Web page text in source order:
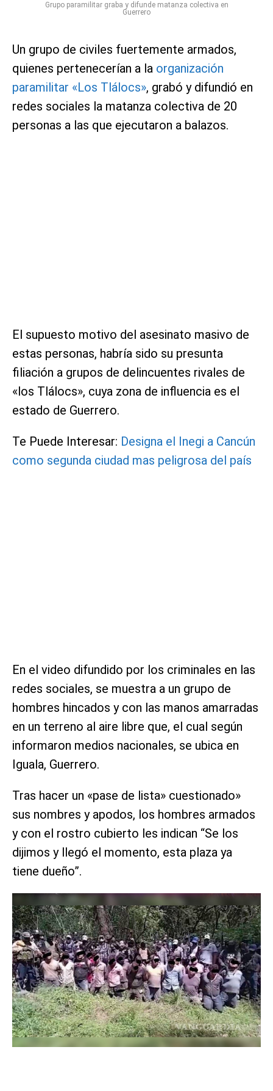
Grupo paramilitar graba y difunde matanza colectiva en
Guerrero
Un grupo de civiles fuertemente armados,
quienes pertenecerían a la organización
paramilitar «Los Tlálocs», grabó y difundió en
redes sociales la matanza colectiva de 20
personas a las que ejecutaron a balazos.
El supuesto motivo del asesinato masivo de
estas personas, habría sido su presunta
filiación a grupos de delincuentes rivales de
«los Tlálocs», cuya zona de influencia es el
estado de Guerrero.
Te Puede Interesar: Designa el Inegi a Cancún
como segunda ciudad mas peligrosa del país
En el video difundido por los criminales en las
redes sociales, se muestra a un grupo de
hombres hincados y con las manos amarradas
en un terreno al aire libre que, el cual según
informaron medios nacionales, se ubica en
Iguala, Guerrero.
Tras hacer un «pase de lista» cuestionado»
sus nombres y apodos, los hombres armados
y con el rostro cubierto les indican “Se los
dijimos y llegó el momento, esta plaza ya
tiene dueño”.